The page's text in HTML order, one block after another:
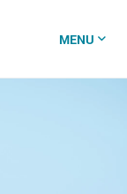
MENU